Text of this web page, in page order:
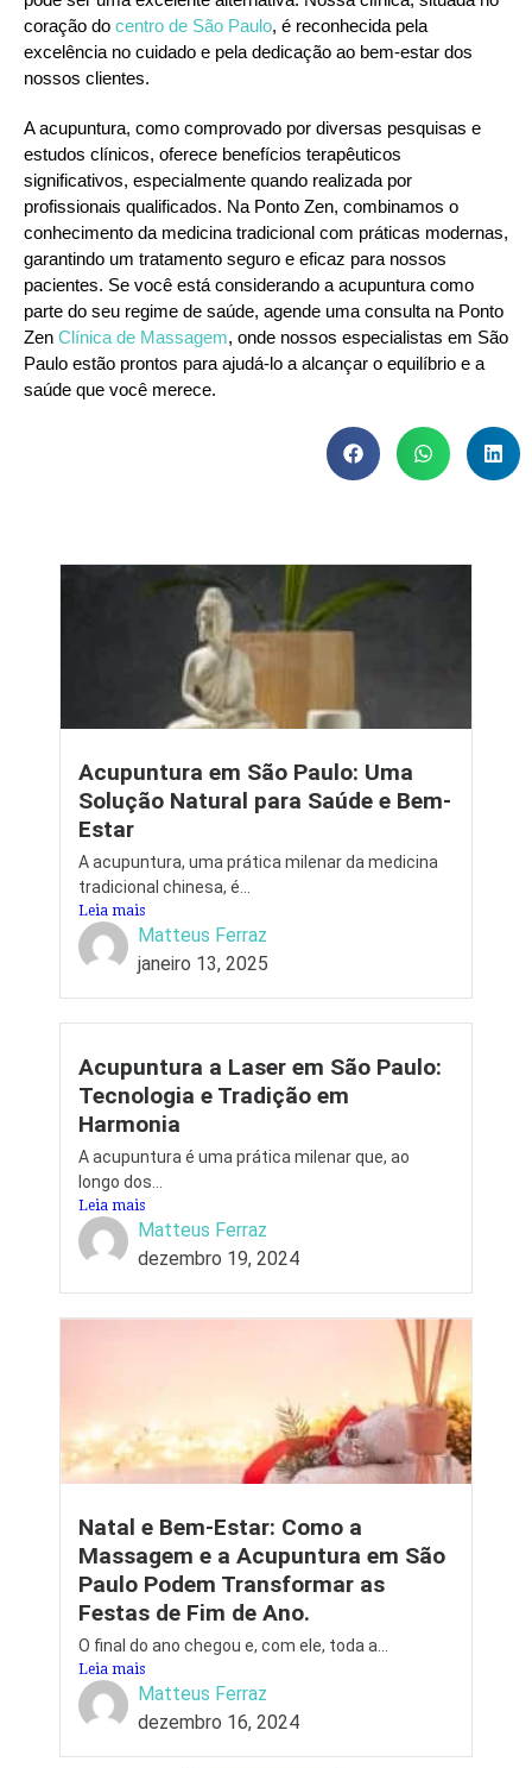
coração do centro de São Paulo, é reconhecida pela
excelência no cuidado e pela dedicação ao bem-estar dos
nossos clientes.
A acupuntura, como comprovado por diversas pesquisas e
estudos clínicos, oferece benefícios terapêuticos
significativos, especialmente quando realizada por
profissionais qualificados. Na Ponto Zen, combinamos o
conhecimento da medicina tradicional com práticas modernas,
garantindo um tratamento seguro e eficaz para nossos
pacientes. Se você está considerando a acupuntura como
parte do seu regime de saúde, agende uma consulta na Ponto
Zen Clínica de Massagem, onde nossos especialistas em São
Paulo estão prontos para ajudá-lo a alcançar o equilíbrio e a
saúde que você merece.
Acupuntura em São Paulo: Uma
Solução Natural para Saúde e Bem-
Estar
A acupuntura, uma prática milenar da medicina
tradicional chinesa, é...
Leia mais
Matteus Ferraz
janeiro 13, 2025
Acupuntura a Laser em São Paulo:
Tecnologia e Tradição em
Harmonia
A acupuntura é uma prática milenar que, ao
longo dos...
Leia mais
Matteus Ferraz
dezembro 19, 2024
Natal e Bem-Estar: Como a
Massagem e a Acupuntura em São
Paulo Podem Transformar as
Festas de Fim de Ano.
O final do ano chegou e, com ele, toda a...
Leia mais
Matteus Ferraz
dezembro 16, 2024